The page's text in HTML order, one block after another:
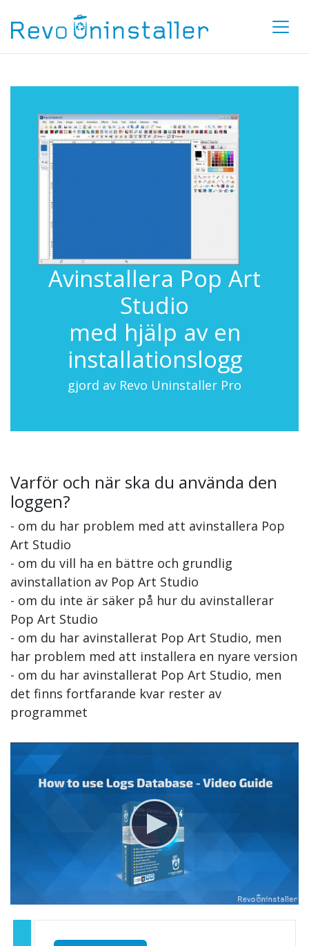
Avinstallera Pop Art
Studio
med hjälp av en
installationslogg
gjord av Revo Uninstaller Pro
Varför och när ska du använda den
loggen?
- om du har problem med att avinstallera Pop
Art Studio
- om du vill ha en bättre och grundlig
avinstallation av Pop Art Studio
- om du inte är säker på hur du avinstallerar
Pop Art Studio
- om du har avinstallerat Pop Art Studio, men
har problem med att installera en nyare version
- om du har avinstallerat Pop Art Studio, men
det finns fortfarande kvar rester av
programmet